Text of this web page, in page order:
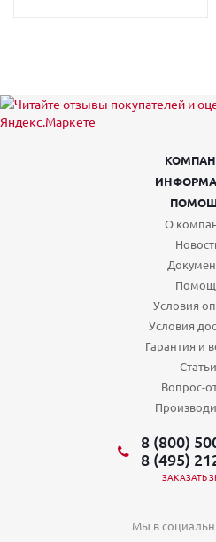
О
Условия
Условия
Гарантия и
Статьи
Вопрос-
8 (800)
8 (495)
ЗАКАЗАТЬ
Мы в